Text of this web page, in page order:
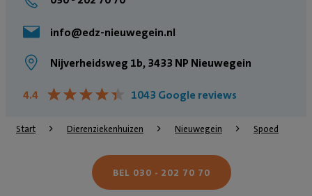
info@edz-nieuwegein.nl
Nijverheidsweg 1b, 3433 NP Nieuwegein
4.4 ★★★★★
★★★★★ 1043 Google reviews
Start Dierenziekenhuizen Nieuwegein Spoed
BEL 030 - 202 70 70